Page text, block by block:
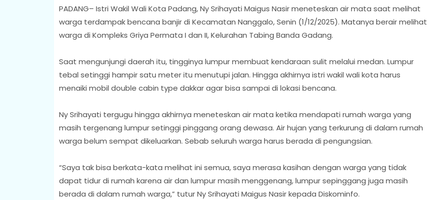
PADANG– Istri Wakil Wali Kota Padang, Ny Srihayati Maigus Nasir meneteskan air mata saat melihat
warga terdampak bencana banjir di Kecamatan Nanggalo, Senin (1/12/2025). Matanya berair melihat
warga di Kompleks Griya Permata I dan II, Kelurahan Tabing Banda Gadang.
Saat mengunjungi daerah itu, tingginya lumpur membuat kendaraan sulit melalui medan. Lumpur
tebal setinggi hampir satu meter itu menutupi jalan. Hingga akhirnya istri wakil wali kota harus
menaiki mobil double cabin type dakkar agar bisa sampai di lokasi bencana.
Ny Srihayati tergugu hingga akhirnya meneteskan air mata ketika mendapati rumah warga yang
masih tergenang lumpur setinggi pinggang orang dewasa. Air hujan yang terkurung di dalam rumah
warga belum sempat dikeluarkan. Sebab seluruh warga harus berada di pengungsian.
“Saya tak bisa berkata-kata melihat ini semua, saya merasa kasihan dengan warga yang tidak
dapat tidur di rumah karena air dan lumpur masih menggenang, lumpur sepinggang juga masih
berada di dalam rumah warga,” tutur Ny Srihayati Maigus Nasir kepada Diskominfo.